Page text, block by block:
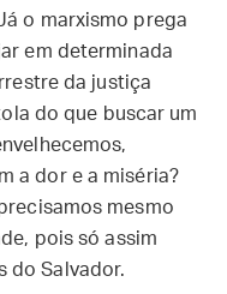
o marxismo prega
em determinada
da justiça
do que buscar um
a dor e a miséria?
mesmo
pois só assim
do Salvador.